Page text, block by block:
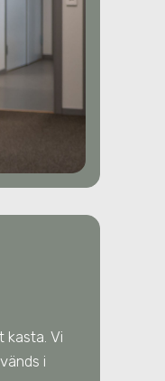
kasta. Vi
i